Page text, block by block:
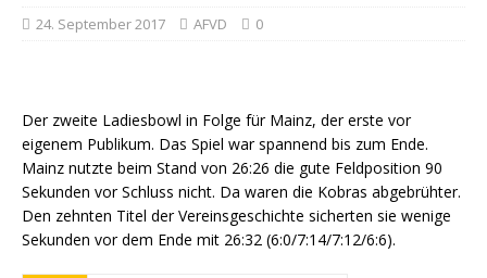
24. September 2017 AFVD 0
Der zweite Ladiesbowl in Folge für Mainz, der erste vor
eigenem Publikum. Das Spiel war spannend bis zum Ende.
Mainz nutzte beim Stand von 26:26 die gute Feldposition 90
Sekunden vor Schluss nicht. Da waren die Kobras abgebrühter.
Den zehnten Titel der Vereinsgeschichte sicherten sie wenige
Sekunden vor dem Ende mit 26:32 (6:0/7:14/7:12/6:6).